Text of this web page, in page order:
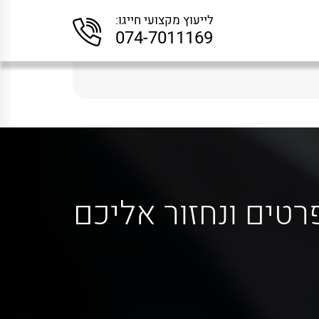
לייעוץ מקצועי חייגו:
074-7011169
ונחזור אליכם